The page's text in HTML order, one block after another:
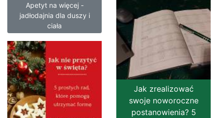
Apetyt na więcej -
jadłodajnia dla duszy i
ciała
Jak zrealizować
swoje noworoczne
postanowienia? 5